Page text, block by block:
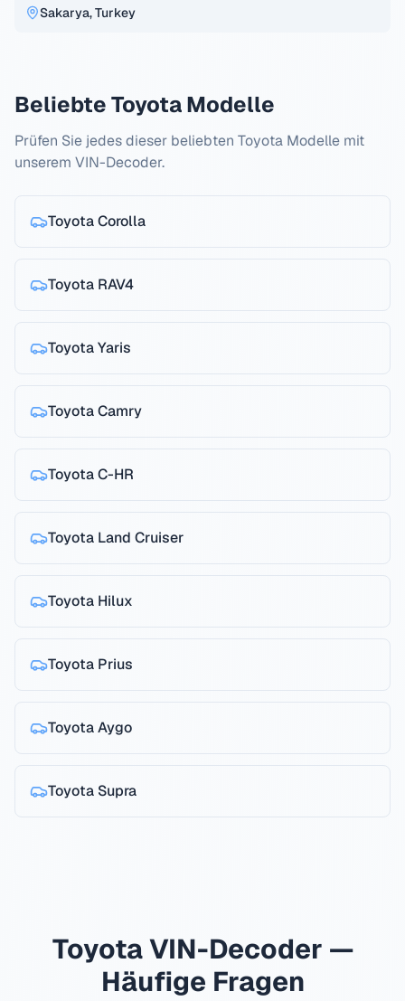
Sakarya, Turkey
BeliebteToyotaModelle
Prüfen Sie jedes dieser beliebten Toyota Modelle mit
unserem VIN-Decoder.
ToyotaCorolla
Toyota RAV4
ToyotaYaris
ToyotaCamry
ToyotaC-HR
Toyota Land Cruiser
Toyota Hilux
Toyota Prius
ToyotaAygo
Toyota Supra
ToyotaVIN-Decoder —
Häufige Fragen